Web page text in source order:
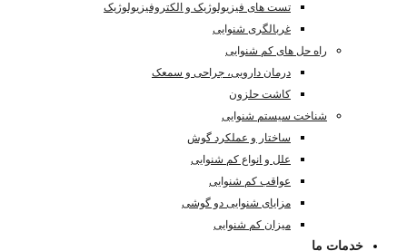
تست های فیزیولوژیک و الکتروفیزیولوژیک
غربالگری شنوایی
راه حل های کم شنوایی
درمان دارویی، جراحی و سمعک
کاشت حلزون
شناخت سیستم شنوایی
ساختار و عملکرد گوش
علل و انواع کم شنوایی
عواقب کم شنوایی
مزایای شنوایی دو گوشی
میزان کم شنوایی
خدمات ما